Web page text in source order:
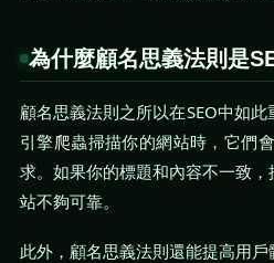
為什麼顧名思義法則是
顧名思義法則之所以在SEO中如
引擎爬蟲掃描你的網站時，它們
求。如果你的標題和內容不一致
站不夠可靠。
此外，顧名思義法則還能提高用